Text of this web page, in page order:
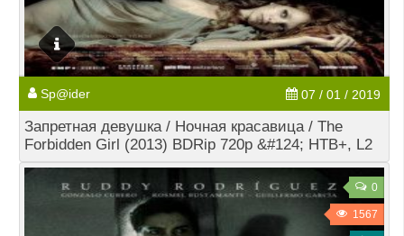
Sp@ider 07 / 01 / 2019
Запретная девушка / Ночная красавица / The
Forbidden Girl (2013) BDRip 720p &#124; НТВ+, L2
0
1567